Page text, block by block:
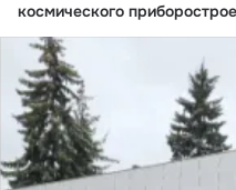
космического